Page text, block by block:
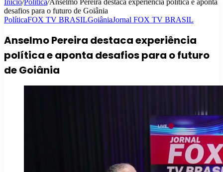
Início/Política/Anselmo Pereira destaca experiência política e aponta
desafios para o futuro de Goiânia
PolíticaFOX TV BRASILGoiâniaJornal FOX TV BRASIL
Anselmo Pereira destaca experiência
política e aponta desafios para o futuro
de Goiânia